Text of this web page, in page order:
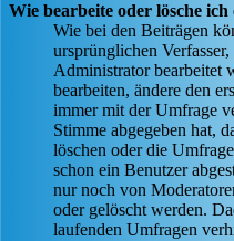
Wie bearbeite oder lösche ich
Wie bei den Beiträgen
ursprünglichen
Administrator bearbeitet
bearbeiten, ändere den
immer mit der Umfrage
Stimme abgegeben hat,
löschen oder die
schon ein Benutzer
nur noch von
oder gelöscht werden.
laufenden Umfragen